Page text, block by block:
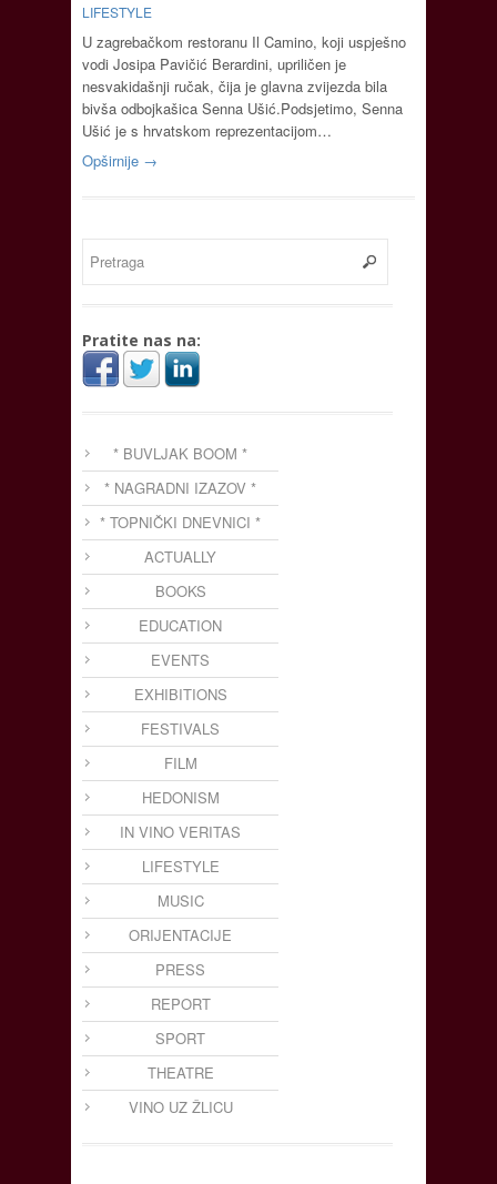
LIFESTYLE
U zagrebačkom restoranu Il Camino, koji uspješno
vodi Josipa Pavičić Berardini, upriličen je
nesvakidašnji ručak, čija je glavna zvijezda bila
bivša odbojkašica Senna Ušić.Podsjetimo, Senna
Ušić je s hrvatskom reprezentacijom…
Opširnije →
Pratite nas na:
* BUVLJAK BOOM *
* NAGRADNI IZAZOV *
* TOPNIČKI DNEVNICI *
ACTUALLY
BOOKS
EDUCATION
EVENTS
EXHIBITIONS
FESTIVALS
FILM
HEDONISM
IN VINO VERITAS
LIFESTYLE
MUSIC
ORIJENTACIJE
PRESS
REPORT
SPORT
THEATRE
VINO UZ ŽLICU